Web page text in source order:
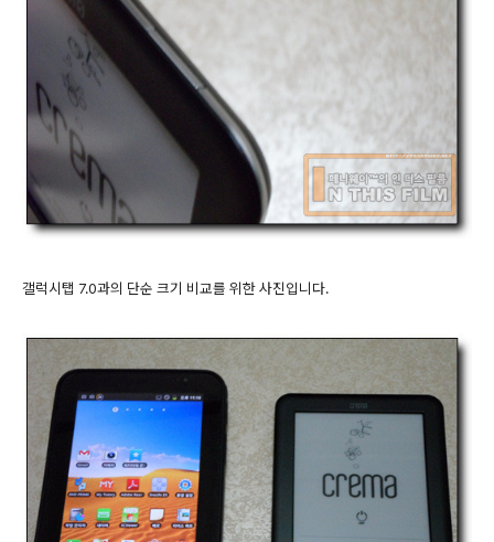
갤럭시탭 7.0과의 단순 크기 비교를 위한 사진입니다.